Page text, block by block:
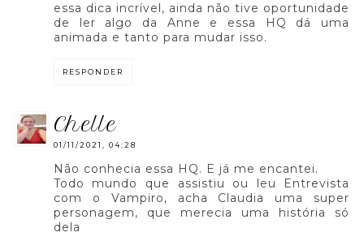
essa dica incrível, ainda não tive oportunidade
de ler algo da Anne e essa HQ dá uma
animada e tanto para mudar isso.
RESPONDER
chelle
01/11/2021, 04:28
Não conhecia essa HQ. E já me encantei.
Todo mundo que assistiu ou leu Entrevista
com o Vampiro, acha Claudia uma super
personagem, que merecia uma história só
dela